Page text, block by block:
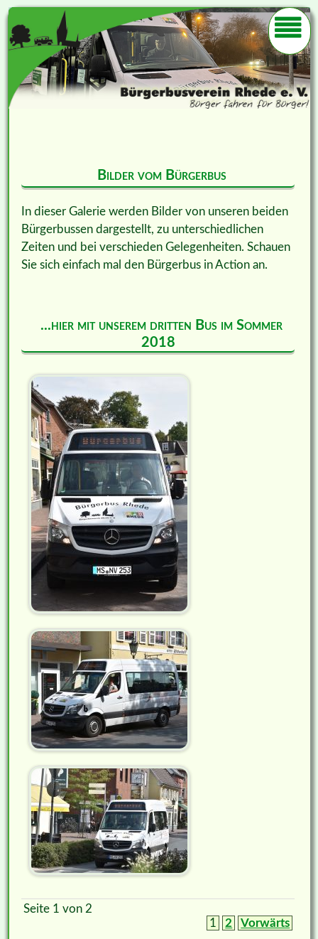
Bilder vom Bürgerbus
In dieser Galerie werden Bilder von unseren beiden
Bürgerbussen dargestellt, zu unterschiedlichen
Zeiten und bei verschieden Gelegenheiten. Schauen
Sie sich einfach mal den Bürgerbus in Action an.
...hier mit unserem dritten Bus im Sommer
2018
Seite 1 von 2
1
2 Vorwärts